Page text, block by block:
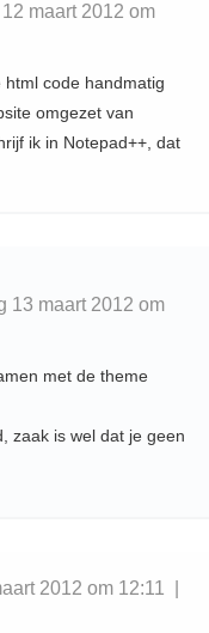
maart 2012 om
code handmatig
omgezet van
ik in Notepad++, dat
13 maart 2012 om
met de theme
zaak is wel dat je geen
2012 om 12:11 |